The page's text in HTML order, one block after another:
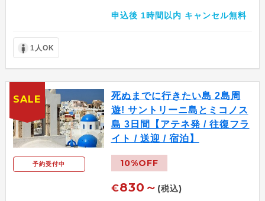
申込後 1時間以内 キャンセル無料
1人OK
予約受付中
死ぬまでに行きたい島 2島周
遊! サントリーニ島とミコノス
島 3日間【アテネ発 / 往復フラ
イト / 送迎 / 宿泊】
10%OFF
€830～ (税込)
SALE